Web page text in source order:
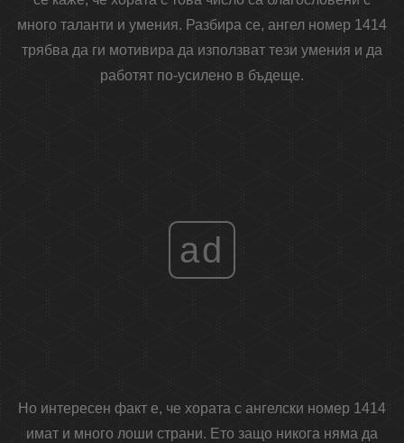
много таланти и умения. Разбира се, ангел номер 1414
трябва да ги мотивира да използват тези умения и да
работят по-усилено в бъдеще.
ad
Но интересен факт е, че хората с ангелски номер 1414
имат и много лоши страни. Ето защо никога няма да